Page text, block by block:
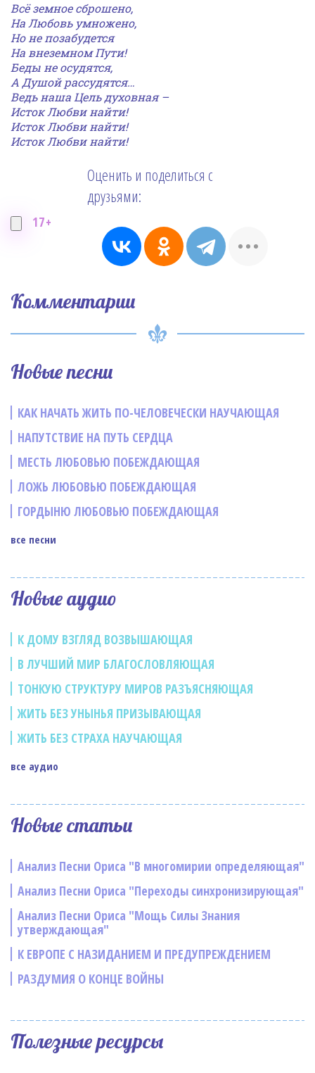
Всё земное сброшено,
На Любовь умножено,
Но не позабудется
На внеземном Пути!
Беды не осудятся,
А Душой рассудятся…
Ведь наша Цель духовная –
Исток Любви найти!
Исток Любви найти!
Исток Любви найти!
17+
Оценить и поделиться с
друзьями:
Комментарии
Новые песни
КАК НАЧАТЬ ЖИТЬ ПО-ЧЕЛОВЕЧЕСКИ НАУЧАЮЩАЯ
НАПУТСТВИЕ НА ПУТЬ СЕРДЦА
МЕСТЬ ЛЮБОВЬЮ ПОБЕЖДАЮЩАЯ
ЛОЖЬ ЛЮБОВЬЮ ПОБЕЖДАЮЩАЯ
ГОРДЫНЮ ЛЮБОВЬЮ ПОБЕЖДАЮЩАЯ
все песни
Новые аудио
К ДОМУ ВЗГЛЯД ВОЗВЫШАЮЩАЯ
В ЛУЧШИЙ МИР БЛАГОСЛОВЛЯЮЩАЯ
ТОНКУЮ СТРУКТУРУ МИРОВ РАЗЪЯСНЯЮЩАЯ
ЖИТЬ БЕЗ УНЫНЬЯ ПРИЗЫВАЮЩАЯ
ЖИТЬ БЕЗ СТРАХА НАУЧАЮЩАЯ
все аудио
Новые статьи
Анализ Песни Ориса "В многомирии определяющая"
Анализ Песни Ориса "Переходы синхронизирующая"
Анализ Песни Ориса "Мощь Силы Знания
утверждающая"
К ЕВРОПЕ С НАЗИДАНИЕМ И ПРЕДУПРЕЖДЕНИЕМ
РАЗДУМИЯ О КОНЦЕ ВОЙНЫ
Полезные ресурсы